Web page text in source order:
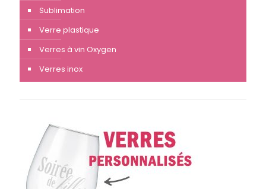
Sublimation
Verre plastique
Verres à vin Oxygen
Verres inox